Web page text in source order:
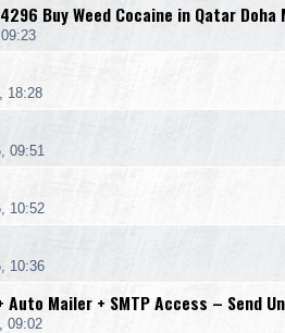
Buy Weed Cocaine in Qatar Doha
18:28
09:51
10:52
10:36
Auto Mailer + SMTP Access – Send
09:02